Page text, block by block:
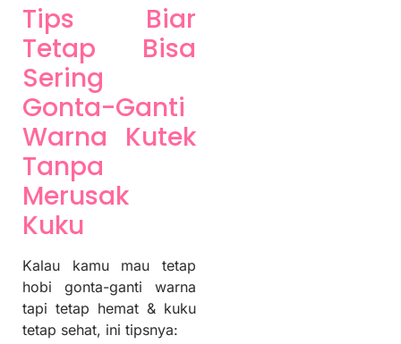
Tips Biar
Tetap Bisa
Sering
Gonta-Ganti
Warna Kutek
Tanpa
Merusak
Kuku
Kalau kamu mau tetap
hobi gonta-ganti warna
tapi tetap hemat & kuku
tetap sehat, ini tipsnya: